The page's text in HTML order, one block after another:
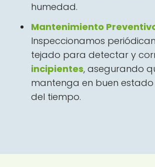
humedad.
Mantenimiento
Inspeccionamos
tejado para detectar y
incipientes, asegurando
mantenga en buen
del tiempo.